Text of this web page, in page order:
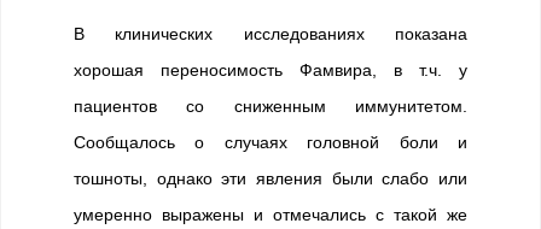
В клинических исследованиях показана
хорошая переносимость Фамвира, в т.ч. у
пациентов со сниженным иммунитетом.
Сообщалось о случаях головной боли и
тошноты, однако эти явления были слабо или
умеренно выражены и отмечались с такой же